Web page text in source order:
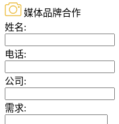
媒体品牌合作
姓名:
电话:
公司:
需求: